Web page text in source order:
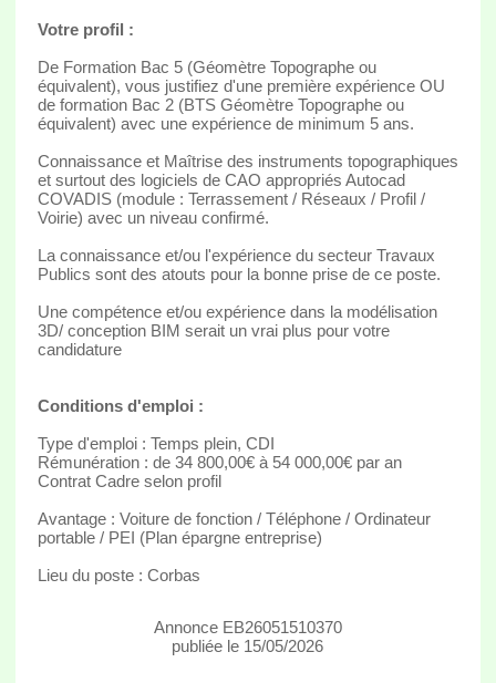
Votre profil :
De Formation Bac 5 (Géomètre Topographe ou
équivalent), vous justifiez d'une première expérience OU
de formation Bac 2 (BTS Géomètre Topographe ou
équivalent) avec une expérience de minimum 5 ans.
Connaissance et Maîtrise des instruments topographiques
et surtout des logiciels de CAO appropriés Autocad
COVADIS (module : Terrassement / Réseaux / Profil /
Voirie) avec un niveau confirmé.
La connaissance et/ou l'expérience du secteur Travaux
Publics sont des atouts pour la bonne prise de ce poste.
Une compétence et/ou expérience dans la modélisation
3D/ conception BIM serait un vrai plus pour votre
candidature
Conditions d'emploi :
Type d'emploi : Temps plein, CDI
Rémunération : de 34 800,00€ à 54 000,00€ par an
Contrat Cadre selon profil
Avantage : Voiture de fonction / Téléphone / Ordinateur
portable / PEI (Plan épargne entreprise)
Lieu du poste : Corbas
Annonce EB26051510370
publiée le 15/05/2026